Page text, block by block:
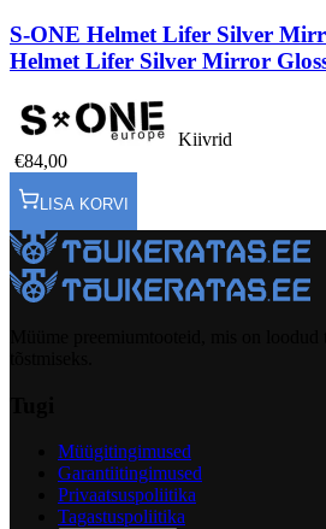
S-ONE Helmet Lifer Silver
Helmet Lifer Silver Mirror
Kiivrid
€84,00
LISA KORVI
Müügitingimused
Garantiitingimused
Privaatsuspoliitika
Tagastuspoliitika